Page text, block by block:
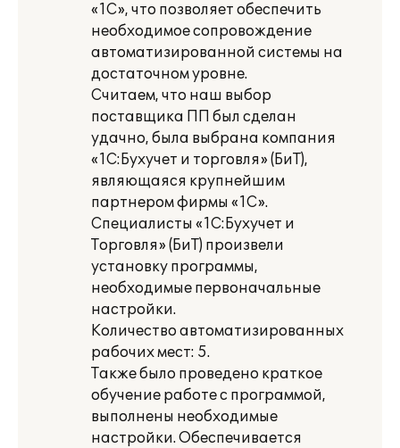
«1С», что позволяет обеспечить
необходимое сопровождение
автоматизированной системы на
достаточном уровне.
Считаем, что наш выбор
поставщика ПП был сделан
удачно, была выбрана компания
«1С:Бухучет и торговля» (БиТ),
являющаяся крупнейшим
партнером фирмы «1С».
Специалисты «1С:Бухучет и
Торговля» (БиТ) произвели
установку программы,
необходимые первоначальные
настройки.
Количество автоматизированных
рабочих мест: 5.
Также было проведено краткое
обучение работе с программой,
выполнены необходимые
настройки. Обеспечивается